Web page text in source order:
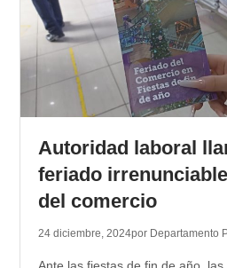
Autoridad laboral
feriado
del comercio
24 diciembre, 2024por Departamento